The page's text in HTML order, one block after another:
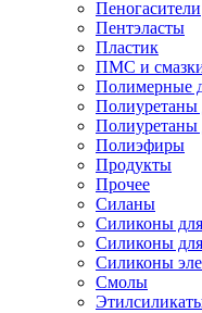
Пеногасители
Пентэласты
Пластик
ПМС и
Полимерные
Полиуретаны
Полиуретаны
Полиэфиры
Продукты
Прочее
Силаны
Силиконы
Силиконы
Силиконы
Смолы